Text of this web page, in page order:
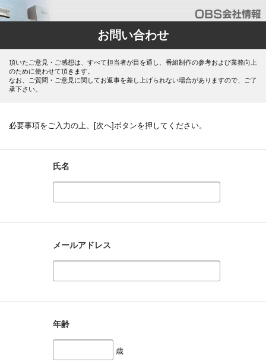
お問い合わせ
頂いたご意見・ご感想は、すべて担当者が目を通し、番組制作の参考および業務向上
のために使わせて頂きます。
なお、ご質問・ご意見に関してお返事を差し上げられない場合がありますので、ご了
承下さい。
必要事項をご入力の上、[次へ]ボタンを押してください。
氏名
メールアドレス
年齢
歳